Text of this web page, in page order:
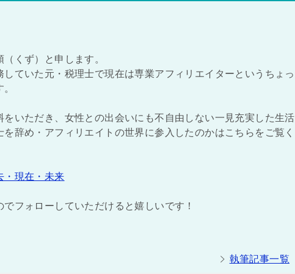
くず）と申します。
ていた元・税理士で現在は専業アフィリエイターというちょっ
いただき、女性との出会いにも不自由しない一見充実した生活
辞め・アフィリエイトの世界に参入したのかはこちらをご覧く
・現在・未来
フォローしていただけると嬉しいです！
執筆記事一覧